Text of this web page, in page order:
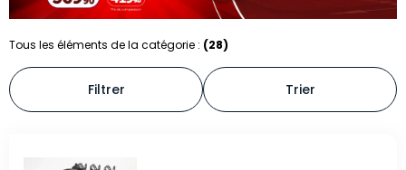
Tous les éléments de la catégorie : (28)
Filtrer Trier